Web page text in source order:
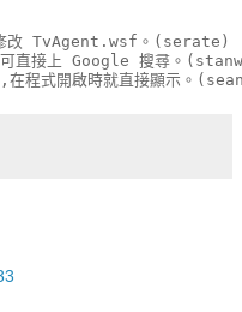
改 TvAgent.wsf。(serate)
直接上 Google 搜尋。
程式開啟時就直接顯示。